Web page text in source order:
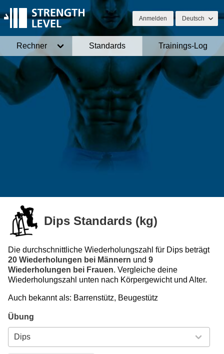
Anmelden Deutsch
Rechner Standards Trainings-Log
Dips Standards (kg)
Die durchschnittliche Wiederholungszahl für Dips beträgt
20 Wiederholungen bei Männern und 9
Wiederholungen bei Frauen. Vergleiche deine
Wiederholungszahl unten nach Körpergewicht und Alter.
Auch bekannt als: Barrenstütz, Beugestütz
Übung